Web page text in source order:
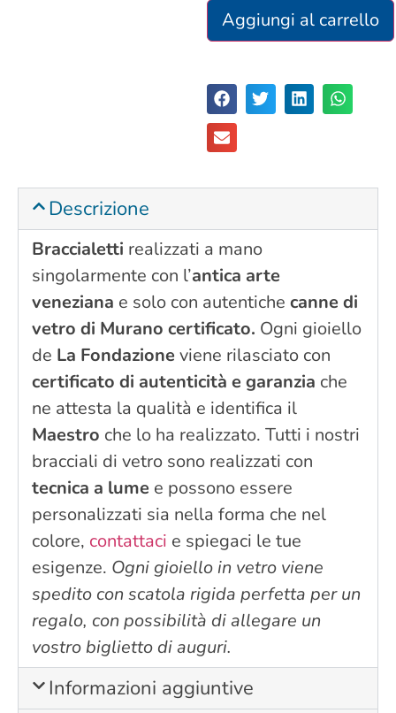
Aggiungi al carrello
Descrizione
Braccialetti realizzati a mano
singolarmente con l’antica arte
veneziana e solo con autentiche canne di
vetro di Murano certificato. Ogni gioiello
de La Fondazione viene rilasciato con
certificato di autenticità e garanzia che
ne attesta la qualità e identifica il
Maestro che lo ha realizzato. Tutti i nostri
bracciali di vetro sono realizzati con
tecnica a lume e possono essere
personalizzati sia nella forma che nel
colore, contattaci e spiegaci le tue
esigenze. Ogni gioiello in vetro viene
spedito con scatola rigida perfetta per un
regalo, con possibilità di allegare un
vostro biglietto di auguri.
Informazioni aggiuntive